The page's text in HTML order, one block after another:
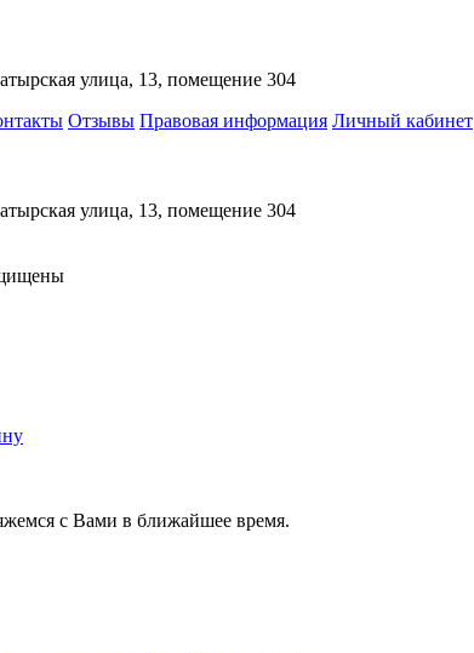
улица, 13, помещение 304
Отзывы Правовая информация Личный кабинет
улица, 13, помещение 304
с Вами в ближайшее время.